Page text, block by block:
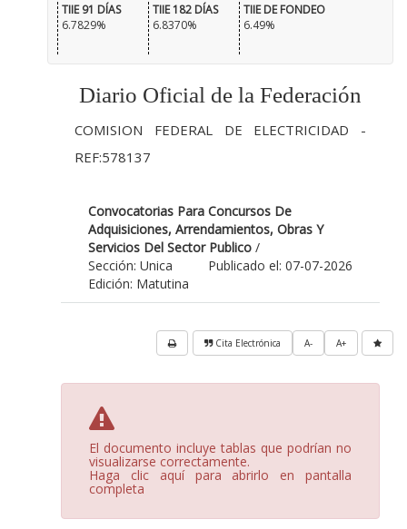
TIIE 91 DÍAS
6.7829%
TIIE 182 DÍAS
6.8370%
TIIE DE FONDEO
6.49%
Diario Oficial de la Federación
COMISION FEDERAL DE ELECTRICIDAD -
REF:578137
Convocatorias Para Concursos De
Adquisiciones, Arrendamientos, Obras Y
Servicios Del Sector Publico /
Publicado el: 07-07-2026
Sección: Unica
Edición: Matutina
A+
A-
Cita Electrónica
El documento incluye tablas que podrían no
visualizarse correctamente.
Haga clic aquí para abrirlo en pantalla
completa